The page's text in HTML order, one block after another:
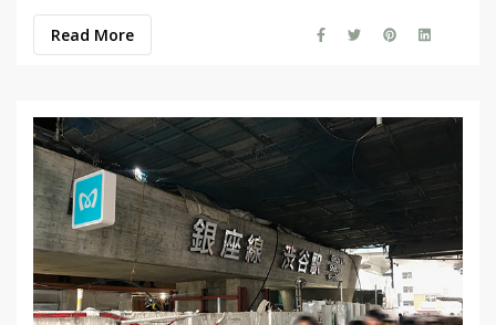
Read More